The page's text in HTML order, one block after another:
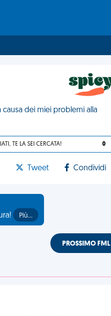
dei miei problemi alla
TE LA SEI CERCATA! 0
Tweet Condividi
Più…
PROSSIMO FML